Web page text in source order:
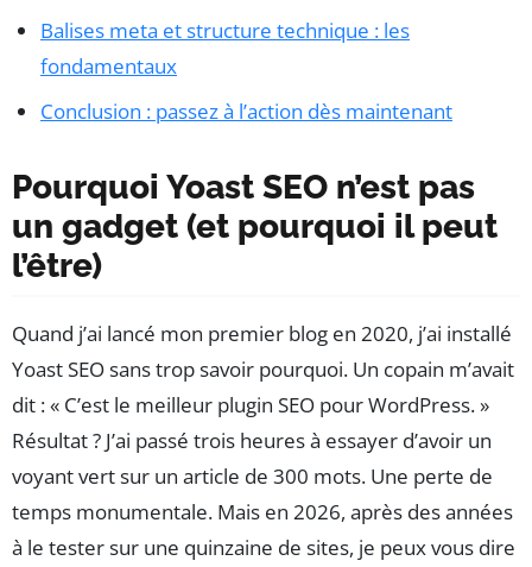
Balises meta et structure technique : les
fondamentaux
Conclusion : passez à l’action dès maintenant
Pourquoi Yoast SEO n’est pas
un gadget (et pourquoi il peut
l’être)
Quand j’ai lancé mon premier blog en 2020, j’ai installé
Yoast SEO sans trop savoir pourquoi. Un copain m’avait
dit : « C’est le meilleur plugin SEO pour WordPress. »
Résultat ? J’ai passé trois heures à essayer d’avoir un
voyant vert sur un article de 300 mots. Une perte de
temps monumentale. Mais en 2026, après des années
à le tester sur une quinzaine de sites, je peux vous dire